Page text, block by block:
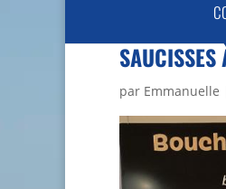
SAUCISSES
par Emmanuelle